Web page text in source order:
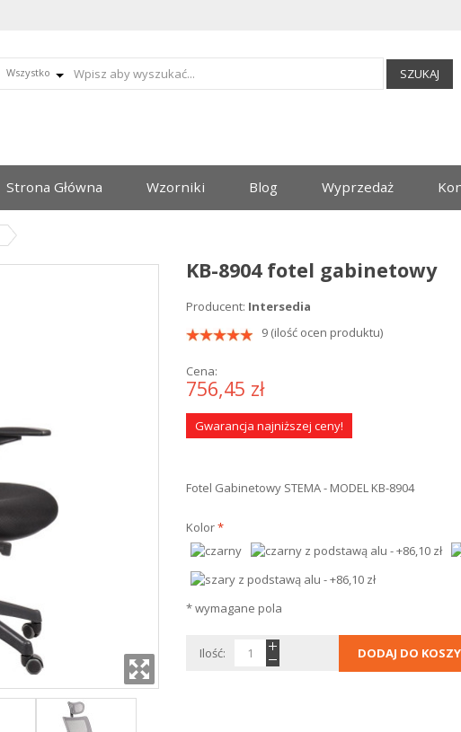
Wszystko SZUKAJ
Strona Główna Wzorniki Blog Wyprzedaż
KB-8904 fotel gabinetowy
Producent: Intersedia
9 (ilość ocen produktu)
Cena:
756,45 zł
Gwarancja najniższej ceny!
Fotel Gabinetowy STEMA - MODEL KB-8904
Kolor*
* wymagane pola
Ilość: DODAJ DO